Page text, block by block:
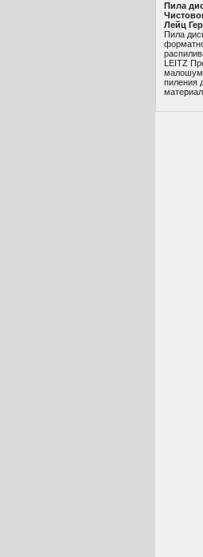
Пила
Лeйц
Пила
LEITZ
пиления